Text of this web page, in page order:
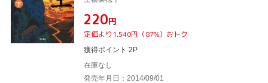
¥220円
定価より1,540円（87%）おトク
獲得ポイント 2P
在庫なし
発売年月日：2014/09/01